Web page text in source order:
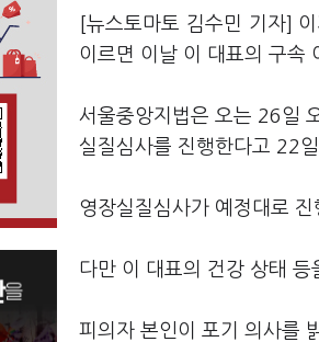
[뉴스토마토 김수민 기자]
이르면 이날 이 대표의 구속
서울중앙지법은 오는 26일
실질심사를 진행한다고 22
영장실질심사가 예정대로
다만 이 대표의 건강 상태 등
피의자 본인이 포기 의사를